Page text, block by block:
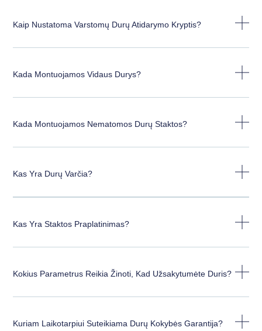
Kaip Nustatoma Varstomų Durų Atidarymo Kryptis?
Kada Montuojamos Vidaus Durys?
Kada Montuojamos Nematomos Durų Staktos?
Kas Yra Durų Varčia?
Kas Yra Staktos Praplatinimas?
Kokius Parametrus Reikia Žinoti, Kad Užsakytumėte Duris?
Kuriam Laikotarpiui Suteikiama Durų Kokybės Garantija?